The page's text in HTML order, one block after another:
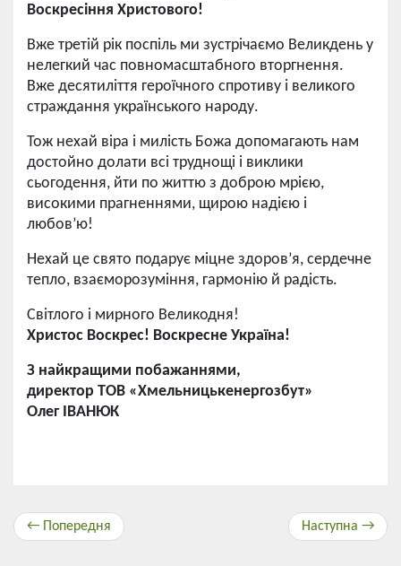
Воскресіння Христового!
Вже третій рік поспіль ми зустрічаємо Великдень у
нелегкий час повномасштабного вторгнення.
Вже десятиліття героїчного спротиву і великого
страждання українського народу.
Тож нехай віра і милість Божа допомагають нам
достойно долати всі труднощі і виклики
сьогодення, йти по життю з доброю мрією,
високими прагненнями, щирою надією і
любов’ю!
Нехай це свято подарує міцне здоров’я, сердечне
тепло, взаєморозуміння, гармонію й радість.
Світлого і мирного Великодня!
Христос Воскрес! Воскресне Україна!
З найкращими побажаннями,
директор ТОВ «Хмельницькенергозбут»
Олег ІВАНЮК
← Попередня Наступна →